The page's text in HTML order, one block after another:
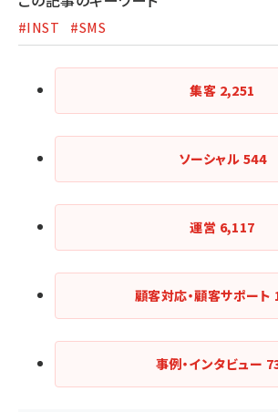
#INST #SMS
集客 2,251
ソーシャル 544
運営 6,117
顧客対応・顧客サポート
事例・インタビュー